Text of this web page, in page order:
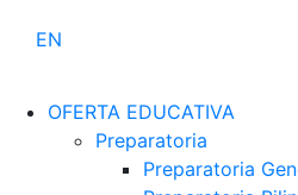
EN
OFERTA EDUCATIVA
Preparatoria
Preparatoria